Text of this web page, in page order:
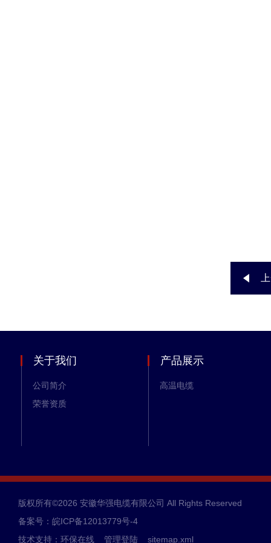
关于我们
公司简介
荣誉资质
产品展示
高温电缆
版权所有©2026 安徽华强电缆有限公司 All Rights Reserved
备案号：皖ICP备12013779号-4
技术支持： 环保在线 管理登陆 sitemap.xml